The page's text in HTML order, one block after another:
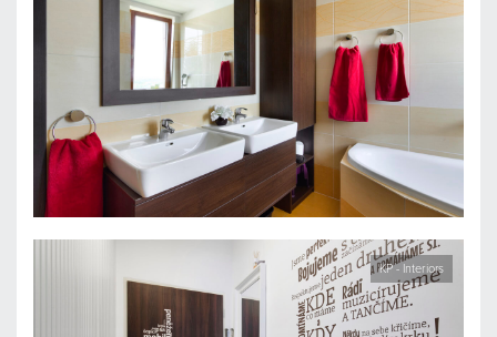
KP - Interiors